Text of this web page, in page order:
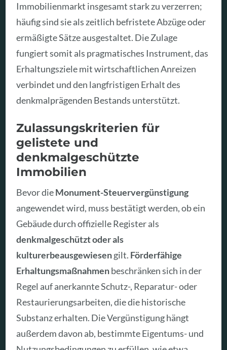
Immobilienmarkt insgesamt stark zu verzerren;
häufig sind sie als zeitlich befristete Abzüge oder
ermäßigte Sätze ausgestaltet. Die Zulage
fungiert somit als pragmatisches Instrument, das
Erhaltungsziele mit wirtschaftlichen Anreizen
verbindet und den langfristigen Erhalt des
denkmalprägenden Bestands unterstützt.
Zulassungskriterien für
gelistete und
denkmalgeschützte
Immobilien
Bevor dieMonument-Steuervergünstigung
angewendet wird, muss bestätigt werden, ob ein
Gebäude durch offizielle Register als
denkmalgeschützt oder als
kulturerbeausgewiesengilt. Förderfähige
Erhaltungsmaßnahmenbeschränken sich in der
Regel auf anerkannte Schutz-, Reparatur- oder
Restaurierungsarbeiten, die die historische
Substanz erhalten. Die Vergünstigung hängt
außerdem davon ab, bestimmte Eigentums- und